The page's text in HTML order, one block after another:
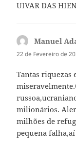
UIVAR DAS
Manuel
22 de Fevereiro de
Tantas riquezas
milionários.
milhões de
pequena